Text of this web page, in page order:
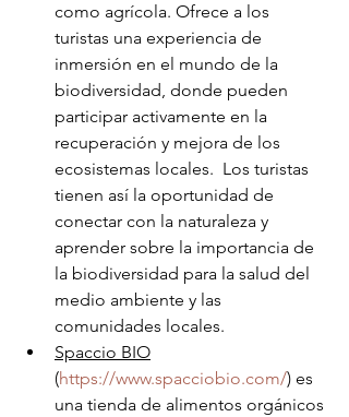
como agrícola. Ofrece a los
turistas una experiencia de
inmersión en el mundo de la
biodiversidad, donde pueden
participar activamente en la
recuperación y mejora de los
ecosistemas locales.  Los turistas
tienen así la oportunidad de
conectar con la naturaleza y
aprender sobre la importancia de
la biodiversidad para la salud del
medio ambiente y las
comunidades locales.
Spaccio BIO
(https://www.spacciobio.com/) es
una tienda de alimentos orgánicos